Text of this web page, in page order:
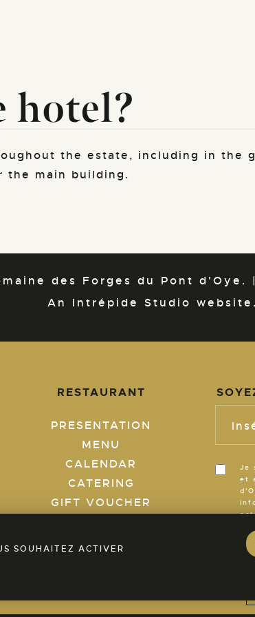
hotel?
the estate, including in the
the main building.
des Forges du Pont d'Oye. |
An Intrépide Studio website.
RESTAURANT
PRESENTATION
MENU
CALENDAR
CATERING
GIFT VOUCHER
Je
et
our SPA area now!
SOUHAITEZ ACTIVER